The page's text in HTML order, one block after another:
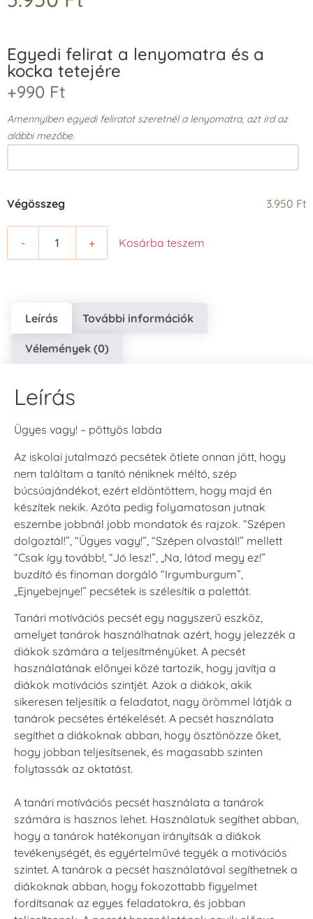
Egyedi felirat a lenyomatra és a
kocka tetejére
+990 Ft
Amennyiben egyedi feliratot szeretnél a lenyomatra, azt írd az
alábbi mezőbe.
Végösszeg 3.950 Ft
- + Kosárba teszem
Leírás További információk
Vélemények (0)
Leírás
Ügyes vagy! – pöttyös labda
Az iskolai jutalmazó pecsétek ötlete onnan jött, hogy
nem találtam a tanító néniknek méltó, szép
búcsúajándékot, ezért eldöntöttem, hogy majd én
készítek nekik. Azóta pedig folyamatosan jutnak
eszembe jobbnál jobb mondatok és rajzok. “Szépen
dolgoztál!”, “Ügyes vagy!”, “Szépen olvastál!” mellett
“Csak így tovább!, “Jó lesz!”, „Na, látod megy ez!”
buzdító és finoman dorgáló “Irgumburgum”,
„Ejnyebejnye!” pecsétek is szélesítik a palettát.
Tanári motívációs pecsét egy nagyszerű eszköz,
amelyet tanárok használhatnak azért, hogy jelezzék a
diákok számára a teljesítményüket. A pecsét
használatának előnyei közé tartozik, hogy javítja a
diákok motivációs szintjét. Azok a diákok, akik
sikeresen teljesítik a feladatot, nagy örömmel látják a
tanárok pecsétes értékelését. A pecsét használata
segíthet a diákoknak abban, hogy ösztönözze őket,
hogy jobban teljesítsenek, és magasabb szinten
folytassák az oktatást.
A tanári motívációs pecsét használata a tanárok
számára is hasznos lehet. Használatuk segíthet abban,
hogy a tanárok hatékonyan irányítsák a diákok
tevékenységét, és egyértelművé tegyék a motivációs
szintet. A tanárok a pecsét használatával segíthetnek a
diákoknak abban, hogy fokozottabb figyelmet
fordítsanak az egyes feladatokra, és jobban